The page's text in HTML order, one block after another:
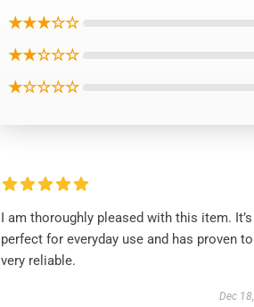
★★★☆☆
★★☆☆☆
★☆☆☆☆
I am thoroughly pleased with this item. It’s
perfect for everyday use and has proven
very reliable.
Dec